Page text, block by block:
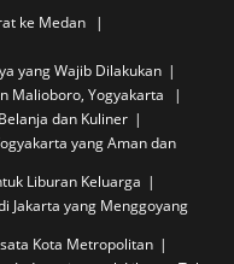
ke Medan
yang Wajib Dilakukan
Malioboro, Yogyakarta
dan Kuliner
yang Aman dan
Liburan Keluarga
Jakarta yang Menggoyang
Kota Metropolitan